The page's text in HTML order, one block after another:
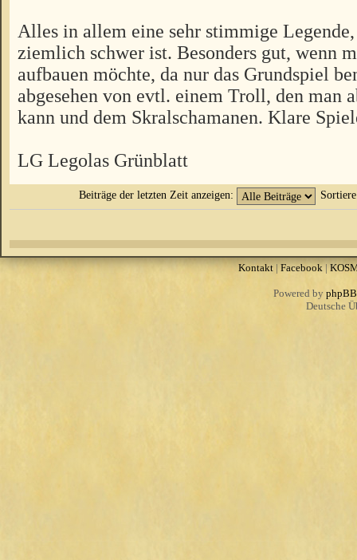
Alles in allem eine sehr stimmige
ziemlich schwer ist. Besonders gut, wenn
aufbauen möchte, da nur das Grundspiel
abgesehen von evtl. einem Troll, den man
kann und dem Skralschamanen. Klare
LG Legolas Grünblatt
Beiträge der letzten Zeit anzeigen:
Kontakt|Facebook|
Powered by phpBB
Deutsche